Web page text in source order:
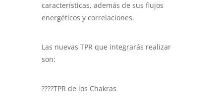
características, además de sus flujos
energéticos y correlaciones.
Las nuevas TPR que integrarás realizar
son:
????TPR de los Chakras